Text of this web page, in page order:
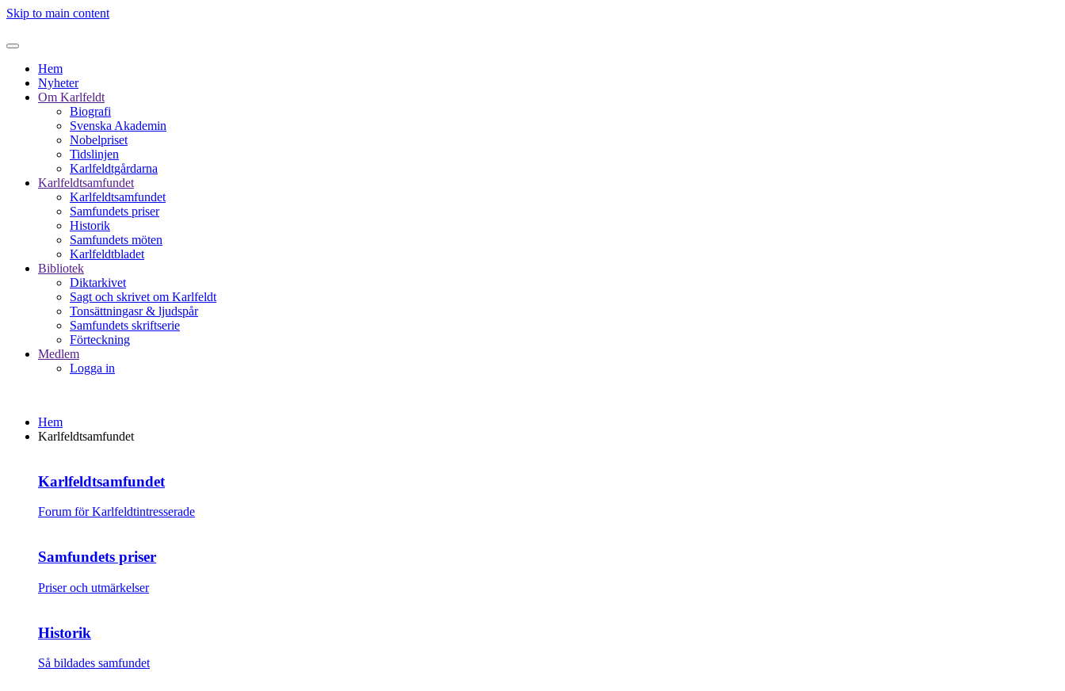
Skip to main content
Hem
Nyheter
Om Karlfeldt
Biografi
Svenska Akademin
Nobelpriset
Tidslinjen
Karlfeldtgårdarna
Karlfeldtsamfundet
Karlfeldtsamfundet
Samfundets priser
Historik
Samfundets möten
Karlfeldtbladet
Bibliotek
Diktarkivet
Sagt och skrivet om Karlfeldt
Tonsättningasr & ljudspår
Samfundets skriftserie
Förteckning
Medlem
Logga in
Hem
Karlfeldtsamfundet
Karlfeldtsamfundet
Forum för Karlfeldtintresserade
Samfundets priser
Priser och utmärkelser
Historik
Så bildades samfundet